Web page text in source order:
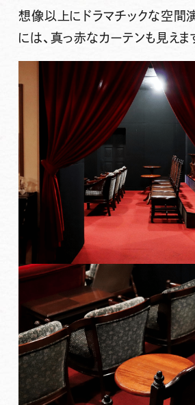
想像以上にドラマチックな空間
には、真っ赤なカーテンも見えま